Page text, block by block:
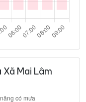
Mai Lâm